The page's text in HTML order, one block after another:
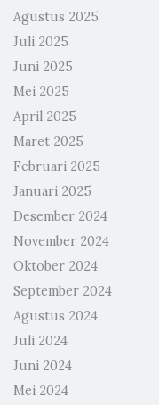
Agustus 2025
Juli 2025
Juni 2025
Mei 2025
April 2025
Maret 2025
Februari 2025
Januari 2025
Desember 2024
November 2024
Oktober 2024
September 2024
Agustus 2024
Juli 2024
Juni 2024
Mei 2024